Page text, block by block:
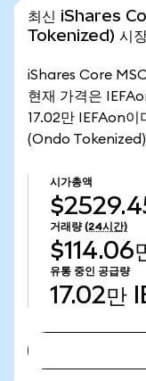
최신 iShares
Tokenized) 시장
iShares Core
현재 가격은
17.02만 IEFAon이
(Ondo
시가총액
거래량 (24시간)
$114.06
유통 중인 공급량
17.02만